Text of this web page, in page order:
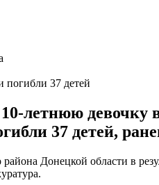
погибли 37 детей
летнюю
37 детей,
Донецкой области в